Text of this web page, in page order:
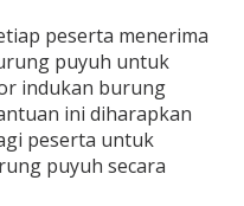
peserta menerima
puyuh untuk
indukan burung
ini diharapkan
peserta untuk
puyuh secara